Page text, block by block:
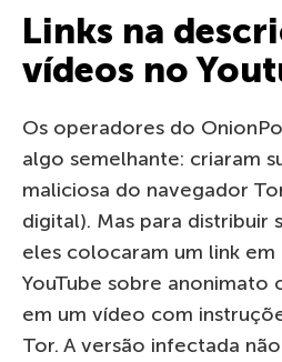
Links na
vídeos no
Os operadores do
algo semelhante: criaram
maliciosa do navegador
digital). Mas para distribuir
eles colocaram um link
YouTube sobre anonimato
em um vídeo com
Tor. A versão infectada